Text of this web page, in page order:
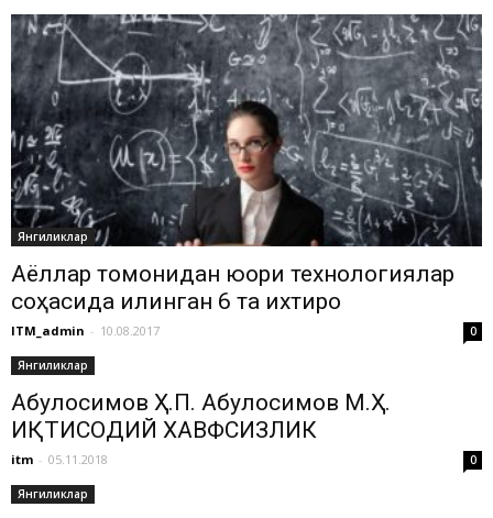
Янгиликлар
Аёллар томонидан юқори технологиялар
соҳасида қилинган 6 та ихтиро
ITM_admin - 10.08.2017 0
Янгиликлар
Абулқосимов Ҳ.П. Абулқосимов М.Ҳ.
ИҚТИСОДИЙ ХАВФСИЗЛИК
itm - 05.11.2018 0
Янгиликлар